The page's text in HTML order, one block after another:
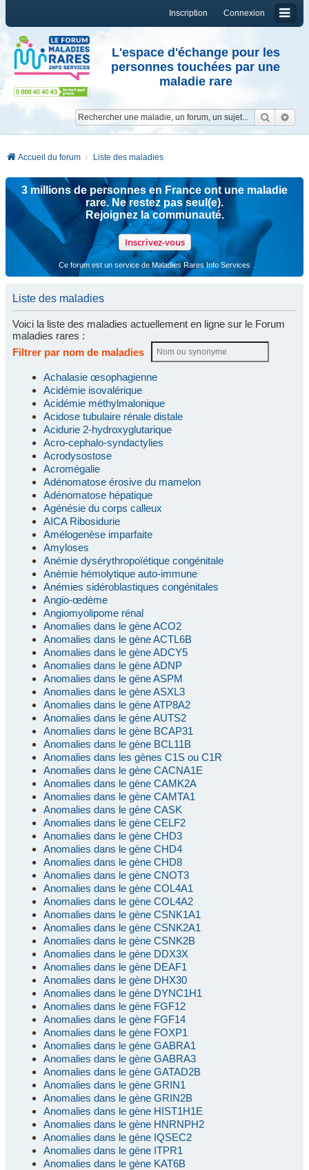
Connexion
Inscription
L'espace d'échange pour les
personnes touchées par une
maladie rare
Accueil du forum Liste des maladies
3 millions de personnes en France ont une maladie
rare. Ne restez pas seul(e).
Rejoignez la communauté.
Inscrivez-vous
Ce forum est un service de Maladies Rares Info Services
Liste des maladies
Voici la liste des maladies actuellement en ligne sur le Forum
maladies rares :
Filtrer par nom de maladies
Achalasie œsophagienne
Acidémie isovalérique
Acidémie méthylmalonique
Acidose tubulaire rénale distale
Acidurie 2-hydroxyglutarique
Acro-cephalo-syndactylies
Acrodysostose
Acromégalie
Adénomatose érosive du mamelon
Adénomatose hépatique
Agénésie du corps calleux
AICA Ribosidurie
Amélogenèse imparfaite
Amyloses
Anémie dysérythropoïétique congénitale
Anémie hémolytique auto-immune
Anémies sidéroblastiques congénitales
Angio-œdème
Angiomyolipome rénal
Anomalies dans le gène ACO2
Anomalies dans le gène ACTL6B
Anomalies dans le gène ADCY5
Anomalies dans le gène ADNP
Anomalies dans le gène ASPM
Anomalies dans le gène ASXL3
Anomalies dans le gène ATP8A2
Anomalies dans le gène AUTS2
Anomalies dans le gène BCAP31
Anomalies dans le gène BCL11B
Anomalies dans les gènes C1S ou C1R
Anomalies dans le gène CACNA1E
Anomalies dans le gène CAMK2A
Anomalies dans le gène CAMTA1
Anomalies dans le gène CASK
Anomalies dans le gène CELF2
Anomalies dans le gène CHD3
Anomalies dans le gène CHD4
Anomalies dans le gène CHD8
Anomalies dans le gène CNOT3
Anomalies dans le gène COL4A1
Anomalies dans le gène COL4A2
Anomalies dans le gène CSNK1A1
Anomalies dans le gène CSNK2A1
Anomalies dans le gène CSNK2B
Anomalies dans le gène DDX3X
Anomalies dans le gène DEAF1
Anomalies dans le gène DHX30
Anomalies dans le gène DYNC1H1
Anomalies dans le gène FGF12
Anomalies dans le gène FGF14
Anomalies dans le gène FOXP1
Anomalies dans le gène GABRA1
Anomalies dans le gène GABRA3
Anomalies dans le gène GATAD2B
Anomalies dans le gène GRIN1
Anomalies dans le gène GRIN2B
Anomalies dans le gène HIST1H1E
Anomalies dans le gène HNRNPH2
Anomalies dans le gène IQSEC2
Anomalies dans le gène ITPR1
Anomalies dans le gène KAT6B